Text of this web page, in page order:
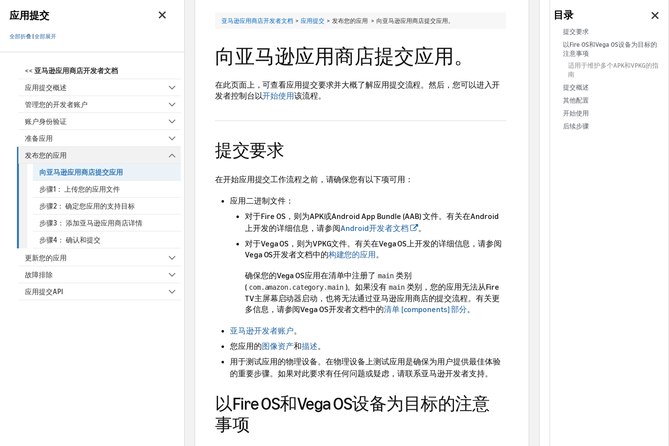
应用提交
全部折叠|全部展开
<< 亚马逊应用商店开发者文档
应用提交概述
管理您的开发者账户
账户身份验证
准备应用
发布您的应用
向亚马逊应用商店提交应用
步骤1： 上传您的应用文件
步骤2： 确定您应用的支持目标
步骤3： 添加亚马逊应用商店详情
步骤4： 确认和提交
更新您的应用
故障排除
应用提交API
亚马逊应用商店开发者文档 > 应用提交 > 发布您的应用 > 向亚马逊应用商店提交应用。
向亚马逊应用商店提交应用。
在此页面上，可查看应用提交要求并大概了解应用提交流程。然后，您可以进入开
发者控制台以开始使用该流程。
提交要求
在开始应用提交工作流程之前，请确保您有以下项可用：
应用二进制文件：
对于Fire OS，则为APK或Android App Bundle (AAB) 文件。有关在Android
上开发的详细信息，请参阅Android开发者文档
。
对于Vega OS，则为VPKG文件。有关在Vega OS上开发的详细信息，请参阅
Vega OS开发者文档中的构建您的应用。
确保您的Vega OS应用在清单中注册了 main 类别
( com.amazon.category.main )。如果没有 main 类别，您的应用无法从Fire
TV主屏幕启动器启动，也将无法通过亚马逊应用商店的提交流程。有关更
多信息，请参阅Vega OS开发者文档中的清单 [components] 部分。
亚马逊开发者账户。
您应用的图像资产和描述。
用于测试应用的物理设备。在物理设备上测试应用是确保为用户提供最佳体验
的重要步骤。如果对此要求有任何问题或疑虑，请联系亚马逊开发者支持。
以Fire OS和Vega OS设备为目标的注意
事项
提交要求
以Fire OS和Vega OS设备为目标的
注意事项
适用于维护多个APK和VPKG的指
南
提交概述
其他配置
开始使用
后续步骤